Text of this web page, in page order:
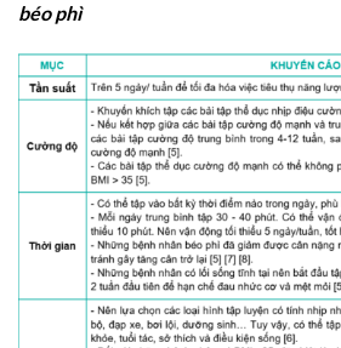
béo phì